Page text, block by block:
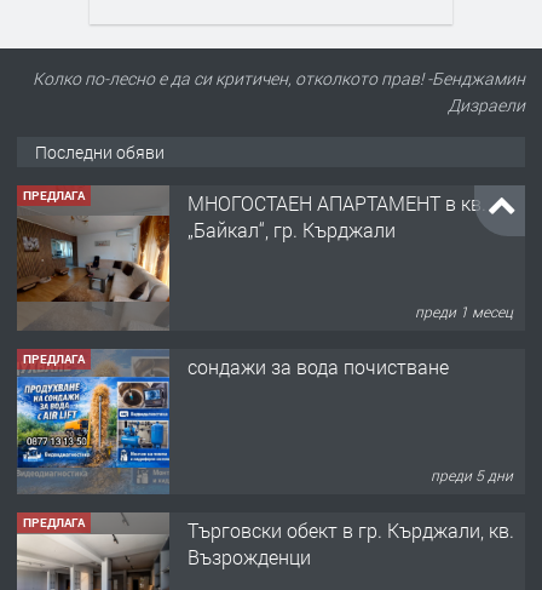
Колко по-лесно е да си критичен, отколкото прав! -Бенджамин
Дизраели
Последни обяви
ПРЕДЛАГА
МНОГОСТАЕН АПАРТАМЕНТ в кв.
„Байкал“, гр. Кърджали
преди 1 месец
ПРЕДЛАГА сондажи за вода почистване
преди 5 дни
ПРЕДЛАГА
Tърговски обект в гр. Кърджали, кв.
Възрожденци